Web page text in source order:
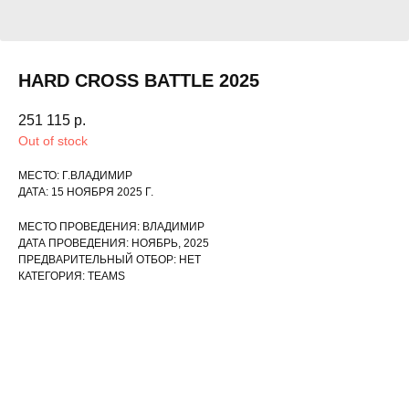
HARD CROSS BATTLE 2025
251 115 р.
Out of stock
МЕСТО: Г.ВЛАДИМИР
ДАТА: 15 НОЯБРЯ 2025 Г.
МЕСТО ПРОВЕДЕНИЯ: ВЛАДИМИР
ДАТА ПРОВЕДЕНИЯ: НОЯБРЬ, 2025
ПРЕДВАРИТЕЛЬНЫЙ ОТБОР: НЕТ
КАТЕГОРИЯ: TEAMS